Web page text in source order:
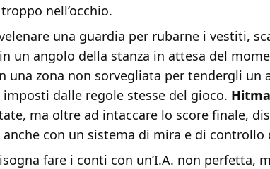
nell’occhio.
una guardia per rubarne i vestiti,
un angolo della stanza in attesa del
una zona non sorvegliata per tendergli un
dalle regole stesse del gioco.
ma oltre ad intaccare lo score finale,
con un sistema di mira e di controllo
fare i conti con un’I.A. non perfetta,